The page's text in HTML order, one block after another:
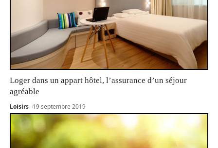
Loger dans un appart hôtel, l’assurance d’un séjour
agréable
Loisirs 19 septembre 2019